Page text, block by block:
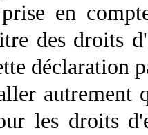
en
des droits
déclaration
autrement
les droits